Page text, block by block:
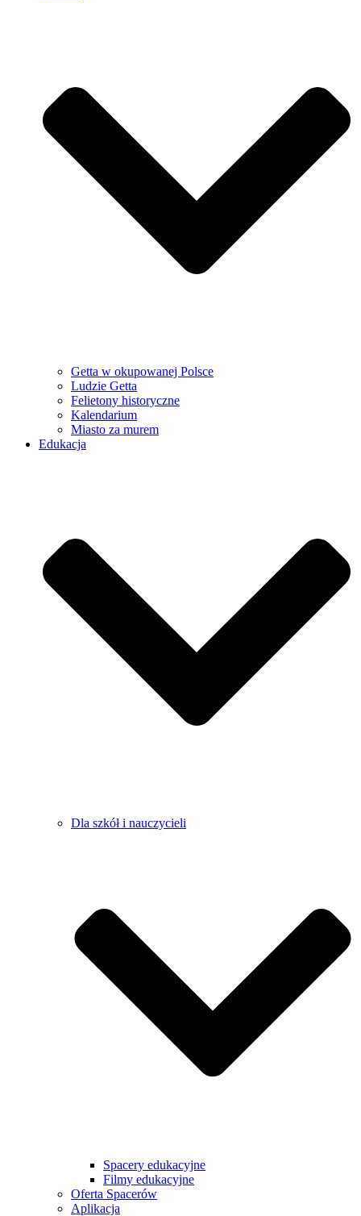
Getta w okupowanej Polsce
Ludzie Getta
Felietony historyczne
Kalendarium
Miasto za murem
Edukacja
Dla szkół i nauczycieli
Spacery edukacyjne
Filmy edukacyjne
Oferta Spacerów
Aplikacja